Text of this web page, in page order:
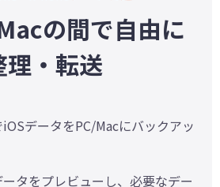
の間で自由に
理・転送
データをPC/Macにバックアッ
タをプレビューし、必要なデー